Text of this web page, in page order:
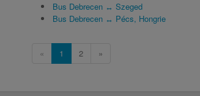
Bus Debrecen ↔ Szeged
Bus Debrecen ↔ Pécs, Hongrie
« 1 2 »